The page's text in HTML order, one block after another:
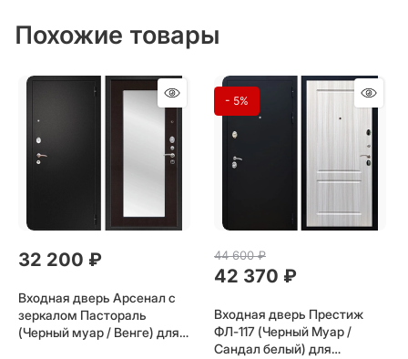
Похожие товары
32 200 ₽
Входная дверь Арсенал с
зеркалом Пастораль
(Черный муар / Венге) для
- 5%
44 600 ₽
42 370 ₽
Входная дверь Престиж
ФЛ-117 (Черный Муар /
Сандал белый) для